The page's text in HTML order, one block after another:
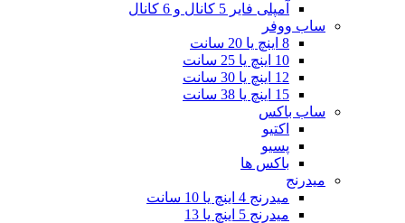
آمپلی فایر 5 کانال و 6 کانال
ساب ووفر
8 اینچ یا 20 سانت
10 اینچ یا 25 سانت
12 اینچ یا 30 سانت
15 اینچ یا 38 سانت
ساب باکس
اکتیو
پسیو
باکس ها
میدرنج
میدرنج 4 اینچ یا 10 سانت
میدرنج 5 اینچ یا 13